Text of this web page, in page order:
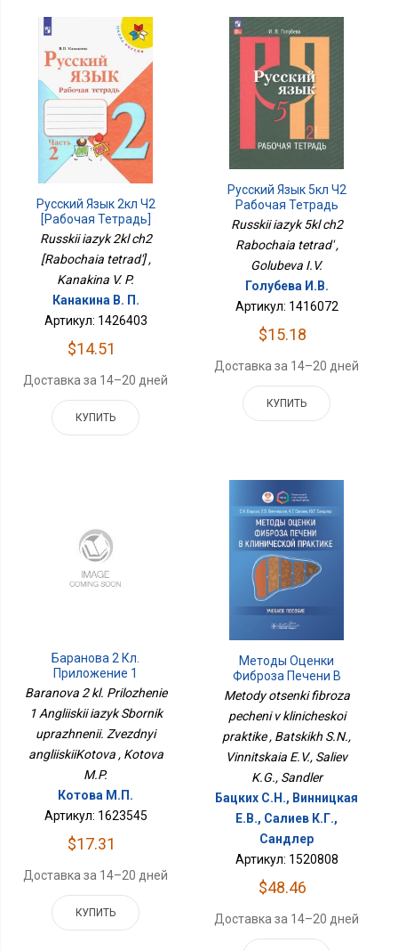
Русский Язык 2кл Ч2
[Рабочая Тетрадь]
Russkii iazyk 2kl ch2
[Rabochaia tetrad'] ,
Kanakina V. P.
Канакина В. П.
Артикул: 1426403
$14.51
Доставка за 14–20 дней
КУПИТЬ
Русский Язык 5кл Ч2
Рабочая Тетрадь
Russkii iazyk 5kl ch2
Rabochaia tetrad' ,
Golubeva I.V.
Голубева И.В.
Артикул: 1416072
$15.18
Доставка за 14–20 дней
КУПИТЬ
Баранова 2 Кл.
Приложение 1
Английский Язык
Звездный
АнглийскийКотова
Baranova 2 kl. Prilozhenie
1 Angliiskii iazyk Sbornik
uprazhnenii. Zvezdnyi
angliiskiiKotova , Kotova
M.P.
Котова М.П.
Артикул: 1623545
$17.31
Доставка за 14–20 дней
КУПИТЬ
Методы Оценки
Фиброза Печени В
Клинической Практике
Metody otsenki fibroza
pecheni v klinicheskoi
praktike , Batskikh S.N.,
Vinnitskaia E.V., Saliev
K.G., Sandler
Бацких С.Н., Винницкая
Е.В., Салиев К.Г.,
Сандлер
Артикул: 1520808
$48.46
Доставка за 14–20 дней